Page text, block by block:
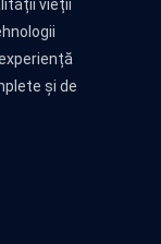
vieții
și de